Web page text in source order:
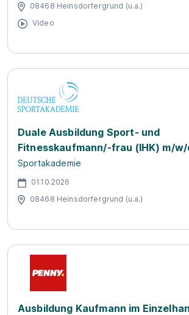
08468 Heinsdorfergrund (u.a.)
Video
Duale Ausbildung Sport- und
Fitnesskaufmann/-frau (IHK) m/w/
Sportakademie
01.10.2026
08468 Heinsdorfergrund (u.a.)
Ausbildung Kaufmann im